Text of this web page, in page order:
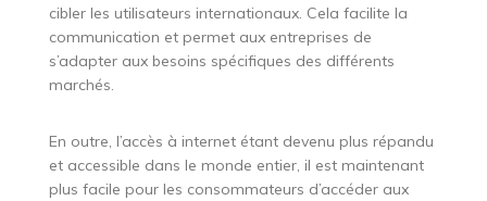
cibler les utilisateurs internationaux. Cela facilite la
communication et permet aux entreprises de
s’adapter aux besoins spécifiques des différents
marchés.
En outre, l’accès à internet étant devenu plus répandu
et accessible dans le monde entier, il est maintenant
plus facile pour les consommateurs d’accéder aux